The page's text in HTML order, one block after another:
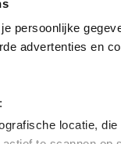
persoonlijke
advertenties en
locatie,